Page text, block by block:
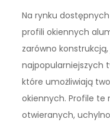
Na rynku
profili okiennych
zarówno
najpopularniejszych
które umożliwiają
okiennych. Profile
otwieranych,